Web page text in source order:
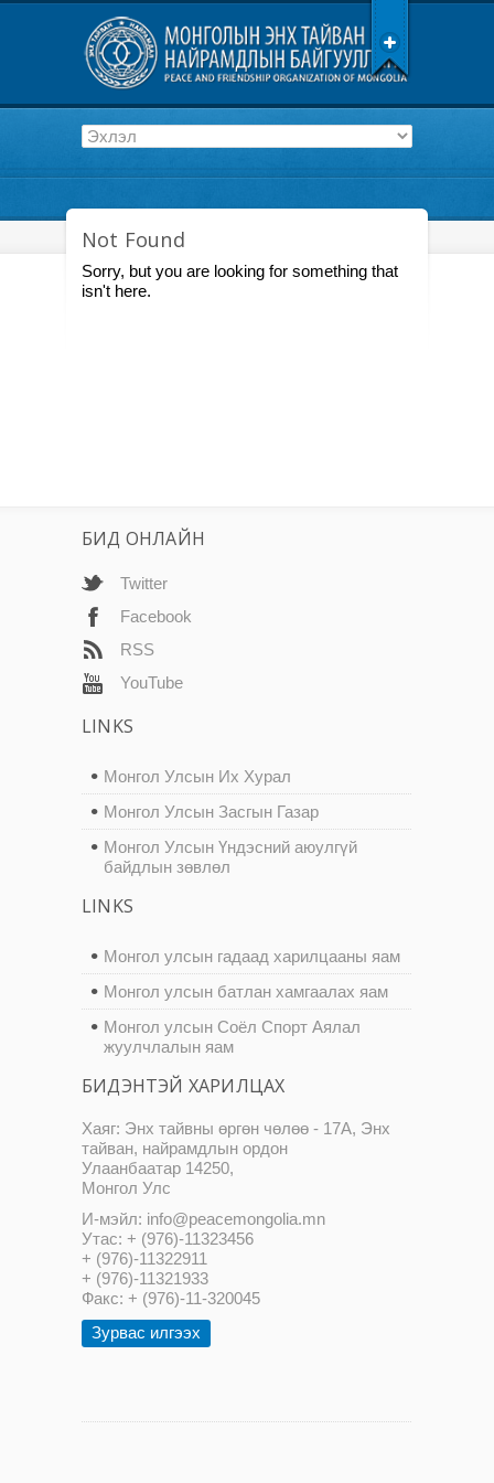
Not Found
Sorry, but you are looking for something that
isn't here.
БИД ОНЛАЙН
Twitter
Facebook
RSS
YouTube
LINKS
Монгол Улсын Их Хурал
Монгол Улсын Засгын Газар
Монгол Улсын Үндэсний аюулгүй
байдлын зөвлөл
LINKS
Монгол улсын гадаад харилцааны яам
Монгол улсын батлан хамгаалах яам
Монгол улсын Соёл Спорт Аялал
жуулчлалын яам
БИДЭНТЭЙ ХАРИЛЦАХ
Хаяг: Энх тайвны өргөн чөлөө - 17А, Энх
тайван, найрамдлын ордон
Улаанбаатар 14250,
Монгол Улс
И-мэйл: info@peacemongolia.mn
Утас: + (976)-11323456
+ (976)-11322911
+ (976)-11321933
Факс: + (976)-11-320045
Зурвас илгээх